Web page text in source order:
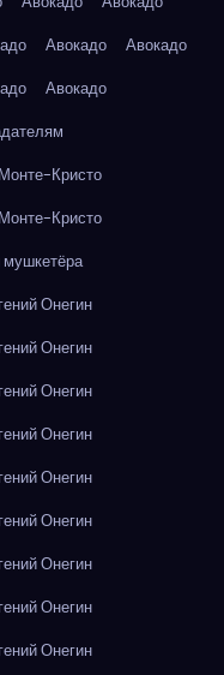
Авокадо
Авокадо
Авокадо
Кристо
Кристо
Онегин
Онегин
Онегин
Онегин
Онегин
Онегин
Онегин
Онегин
Онегин